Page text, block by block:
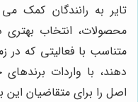
تایر به رانندگان کمک می
محصولات، انتخاب
متناسب با فعالیتی که در
دهند، با واردات
اصل را برای متقاضیان